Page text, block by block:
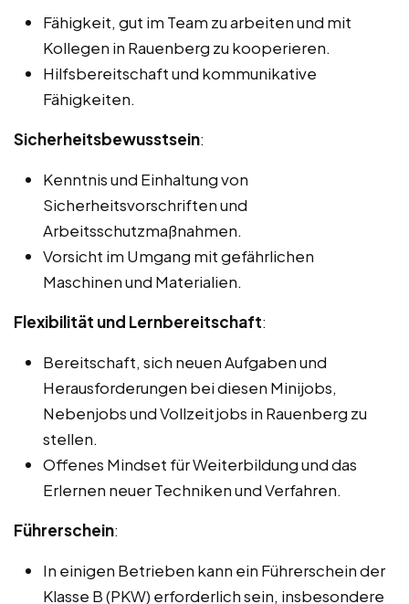
Fähigkeit, gut im Team zu arbeiten und mit
Kollegen in Rauenberg zu kooperieren.
Hilfsbereitschaft und kommunikative
Fähigkeiten.
Sicherheitsbewusstsein:
Kenntnis und Einhaltung von
Sicherheitsvorschriften und
Arbeitsschutzmaßnahmen.
Vorsicht im Umgang mit gefährlichen
Maschinen und Materialien.
Flexibilität und Lernbereitschaft:
Bereitschaft, sich neuen Aufgaben und
Herausforderungen bei diesen Minijobs,
Nebenjobs und Vollzeitjobs in Rauenberg zu
stellen.
Offenes Mindset für Weiterbildung und das
Erlernen neuer Techniken und Verfahren.
Führerschein:
In einigen Betrieben kann ein Führerschein der
Klasse B (PKW) erforderlich sein, insbesondere